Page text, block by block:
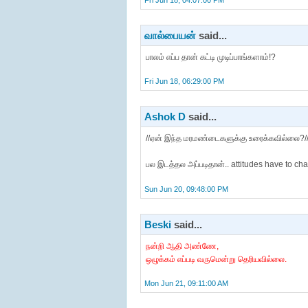
வால்பையன்said...
பாலம் எப்ப தான் கட்டி முடிப்பாங்களாம்!?
Fri Jun 18, 06:29:00 PM
Ashok Dsaid...
//ஏன் இந்த மரமண்டைகளுக்கு உரைக்கவில்லை?//
பல இடத்தல அப்படிதான்.. attitudes have to
Sun Jun 20, 09:48:00 PM
Beskisaid...
நன்றி ஆதி அண்ணே,
ஒழுக்கம் எப்படி வருமென்று தெரியவில்லை.
Mon Jun 21, 09:11:00 AM